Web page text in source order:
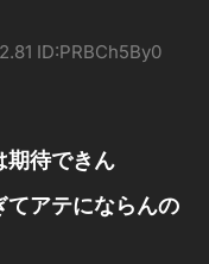
ID:PRBCh5By0
期待できん
てアテにならんの